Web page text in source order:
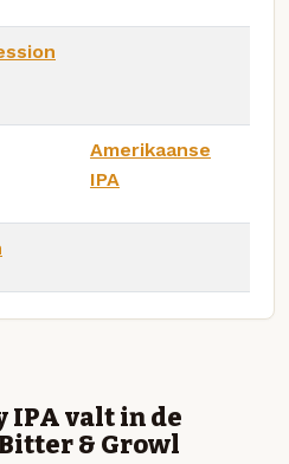
Amerikaanse
IPA
IPA valt in de
& Growl